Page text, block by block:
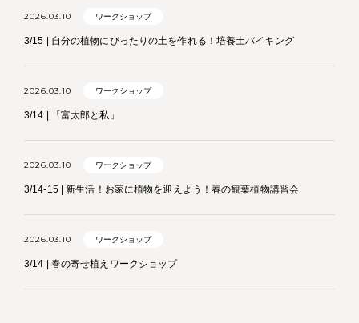
2026.03.10 ワークショップ
3/15 | 自分の植物にぴったりの土を作れる！培養土バイキング
2026.03.10 ワークショップ
3/14 | 「富太郎と私」
2026.03.10 ワークショップ
3/14-15 | 新生活！お家に植物を迎えよう！春の観葉植物講習会
2026.03.10 ワークショップ
3/14 | 春の寄せ植えワークショップ